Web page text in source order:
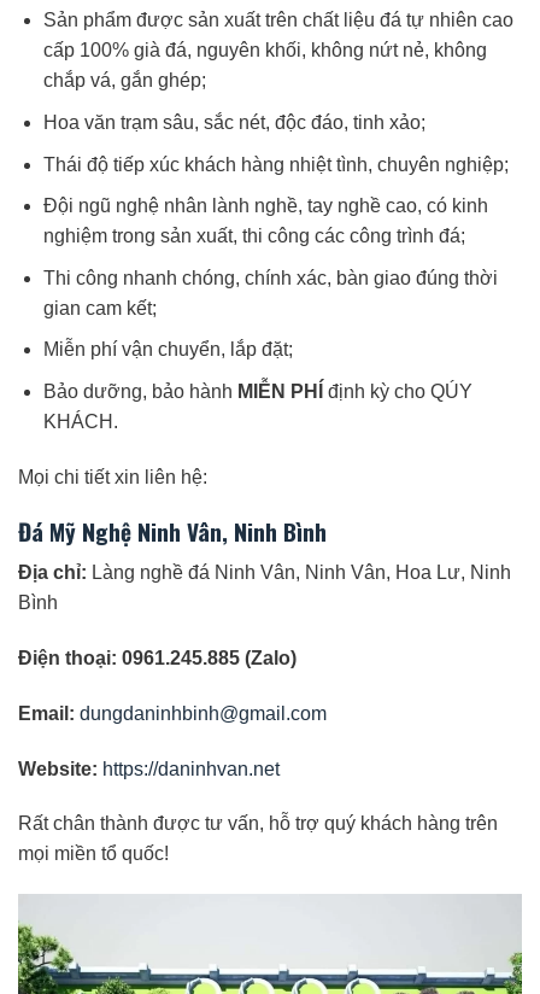
Sản phẩm được sản xuất trên chất liệu đá tự nhiên cao
cấp 100% già đá, nguyên khối, không nứt nẻ, không
chắp vá, gắn ghép;
Hoa văn trạm sâu, sắc nét, độc đáo, tinh xảo;
Thái độ tiếp xúc khách hàng nhiệt tình, chuyên nghiệp;
Đội ngũ nghệ nhân lành nghề, tay nghề cao, có kinh
nghiệm trong sản xuất, thi công các công trình đá;
Thi công nhanh chóng, chính xác, bàn giao đúng thời
gian cam kết;
Miễn phí vận chuyển, lắp đặt;
Bảo dưỡng, bảo hành MIỄN PHÍ
định kỳ cho QÚY
KHÁCH.
Mọi chi tiết xin liên hệ:
Đá Mỹ Nghệ Ninh Vân, Ninh Bình
Địa chỉ: Làng nghề đá Ninh Vân, Ninh Vân, Hoa Lư, Ninh
Bình
Điện thoại: 0961.245.885 (Zalo)
Email: dungdaninhbinh@gmail.com
Website: https://daninhvan.net
Rất chân thành được tư vấn, hỗ trợ quý khách hàng trên
mọi miền tổ quốc!